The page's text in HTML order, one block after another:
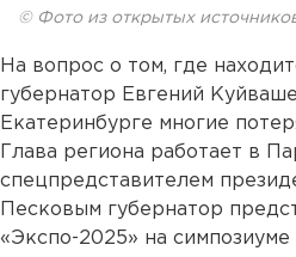
© Фото из открытых
На вопрос о том, где
губернатор Евгений
Екатеринбурге многие
Глава региона работает в
спецпредставителем
Песковым губернатор
«Экспо-2025» на симпозиуме